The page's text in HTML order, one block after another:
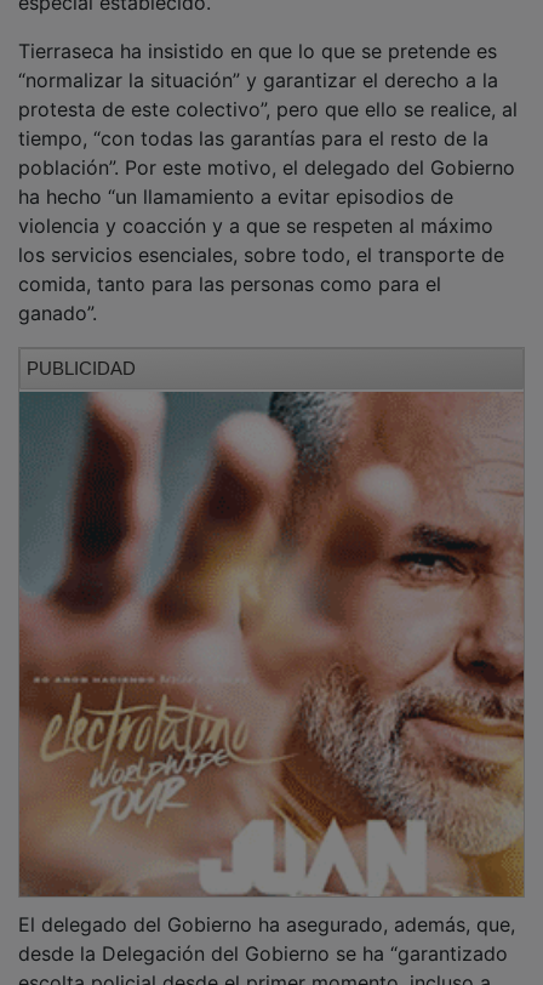
especial establecido.
Tierraseca ha insistido en que lo que se pretende es
“normalizar la situación” y garantizar el derecho a la
protesta de este colectivo”, pero que ello se realice, al
tiempo, “con todas las garantías para el resto de la
población”. Por este motivo, el delegado del Gobierno
ha hecho “un llamamiento a evitar episodios de
violencia y coacción y a que se respeten al máximo
los servicios esenciales, sobre todo, el transporte de
comida, tanto para las personas como para el
ganado”.
El delegado del Gobierno ha asegurado, además, que,
desde la Delegación del Gobierno se ha “garantizado